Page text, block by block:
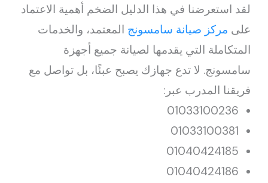
لقد استعرضنا في هذا الدليل الضخم أهمية الاعتماد
على مركز صيانة سامسونج المعتمد، والخدمات
المتكاملة التي يقدمها لصيانة جميع أجهزة
سامسونج. لا تدع جهازك يصبح عبئًا، بل تواصل مع
فريقنا المدرب عبر:
01033100236
01033100381
01040424185
01040424186